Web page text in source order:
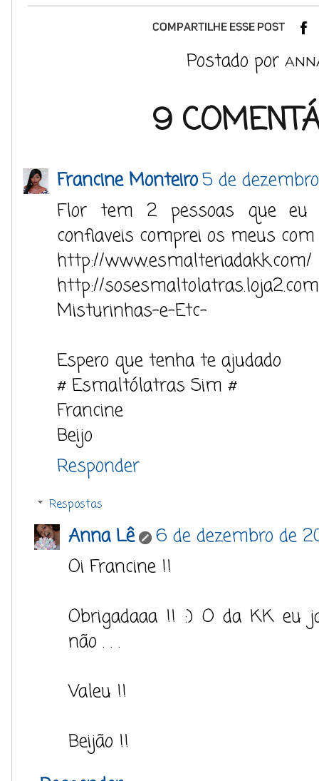
Postado por
9
Francine Monteiro5 de
Flor tem 2 pessoas que eu
confiaveis comprei os meus
http://www.esmalteriadakk.com/
http://
Misturinhas-e-Etc-
Espero que tenha te ajudado
# Esmaltólatras Sim #
Francine
Beijo
Responder
Respostas
Anna Lê
6 de dezembro de
Oi Francine !!
Obrigadaaa !! :) O da KK eu
não . . .
Valeu !!
Beijão !!